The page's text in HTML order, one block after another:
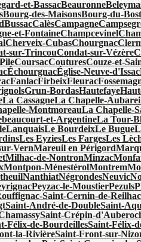
et-BassacBeauronne
Bourg-des-MaisonsBourg-du-
BussacCalèsCampagne
et-FontaineChampcevinel
Cherveix-CubasChourgnac
sur-TrincouCondat-sur-Vézère
CoursacCouturesCouze-et-
ÉchourgnacÉglise-Neuve-d'Issac
FanlacFirbeixFleurac
Grun-BordasHautefaye
La CassagneLa Chapelle-
MontmoreauLa Chapelle-
et-ArgentineLa Tour-
LanquaisLe BourdeixLe Bugue
Les EyziesLes FargesLes
VernMareuil en Périgord
Milhac-de-NontronMinzac
Montpon-MénestérolMontrem
NanthiatNégrondesNeuvic
Peyzac-le-MoustierPezuls
Saint-Cernin-de-Reilhac
Saint-André-de-DoubleSaint-
Saint-Crépin-
Félix-de-BourdeillesSaint-Félix-
la-RivièreSaint-Front-sur-